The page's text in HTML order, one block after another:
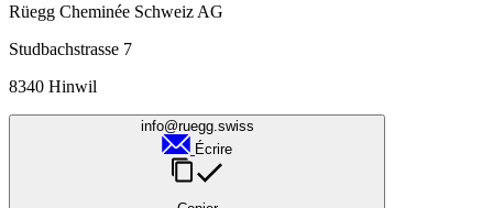
Rüegg Cheminée Schweiz AG
Studbachstrasse 7
8340 Hinwil
info@ruegg.swiss
Écrire